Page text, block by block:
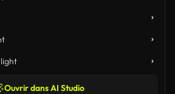
Ouvrir dans AI Studio